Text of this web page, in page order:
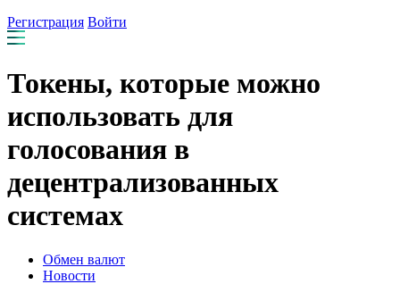
Регистрация Войти
Токены, которые можно
использовать для
голосования в
децентрализованных
системах
Обмен валют
Новости